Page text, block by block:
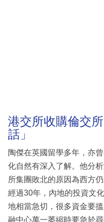
港交所收購倫交
話」
陶傑在英國留學多年，亦
化自然有深入了解。他分
所集團敗北的原因為西方
經過30年，內地的投資文
地相當急切，很多資金要
融中心萬一萎縮時要急於尋